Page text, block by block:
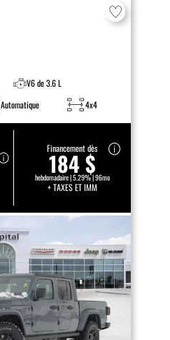
V6 de 3.6 L
Automatique 4x4
Financement dès
184 $
hebdomadaire | 5.29% | 96mo
+ TAXES ET IMM